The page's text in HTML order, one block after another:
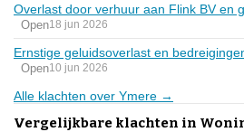
Overlast door verhuur aan Flink BV en
Open18 jun 2026
Ernstige geluidsoverlast en
Open10 jun 2026
Alle klachten over Ymere →
Vergelijkbare klachten in